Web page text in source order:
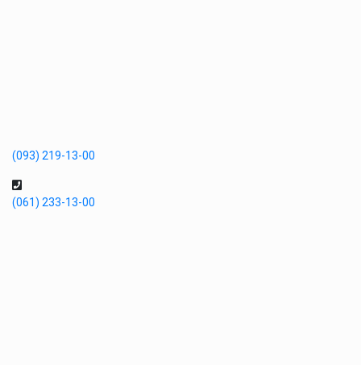
(093) 219-13-00
(061) 233-13-00